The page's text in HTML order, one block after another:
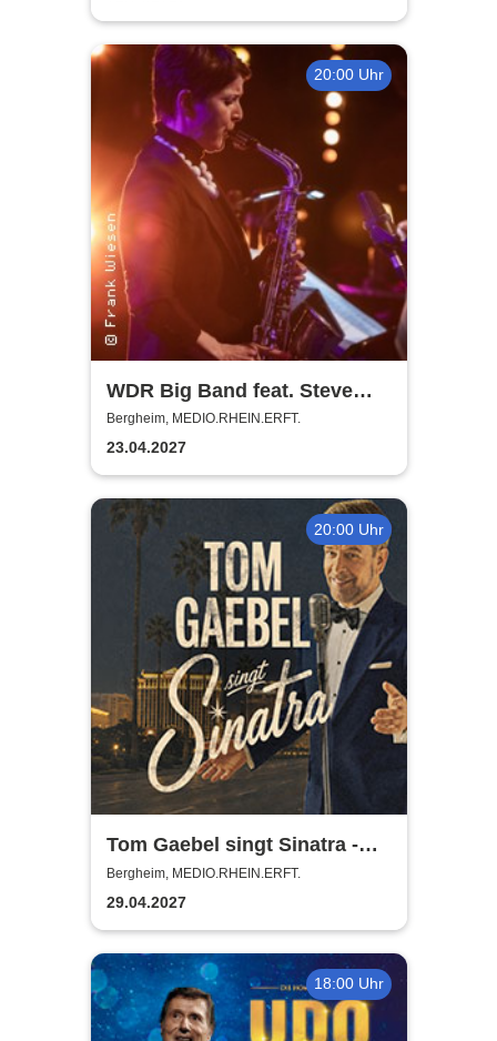
20:00 Uhr
WDR Big Band feat. Steve
Gadd - Master of Groove
Bergheim, MEDIO.RHEIN.ERFT.
23.04.2027
20:00 Uhr
Tom Gaebel singt Sinatra -
Tour 2027
Bergheim, MEDIO.RHEIN.ERFT.
29.04.2027
18:00 Uhr